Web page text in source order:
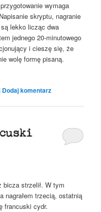
wymaga
skryptu, nagranie
lekko licząc dwa
jednego 20-minutowego
i cieszę się, że
wolę formę pisaną.
Dodaj komentarz
strzelił. W tym
nagrałem trzecią, ostatnią
francuski cydr.